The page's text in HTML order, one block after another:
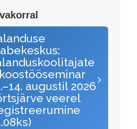
augustil 2026
veerel